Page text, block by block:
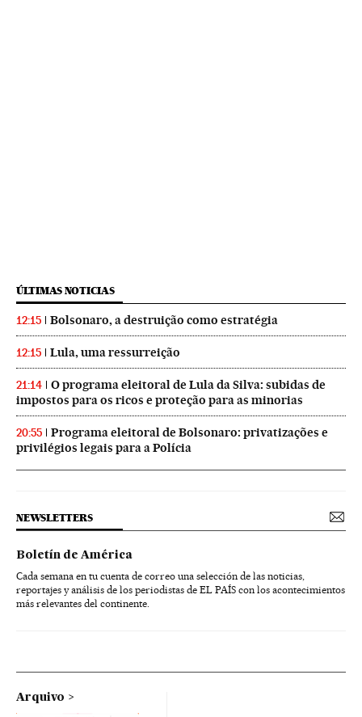
ÚLTIMAS NOTICIAS
12:15 Bolsonaro, a destruição como estratégia
12:15 Lula, uma ressurreição
21:14
O programa eleitoral de Lula da Silva: subidas de
impostos para os ricos e proteção para as minorias
20:55
Programa eleitoral de Bolsonaro: privatizações e
privilégios legais para a Polícia
NEWSLETTERS
Boletín de América
Cada semana en tu cuenta de correo una selección de las noticias,
reportajes y análisis de los periodistas de EL PAÍS con los acontecimientos
más relevantes del continente.
Arquivo